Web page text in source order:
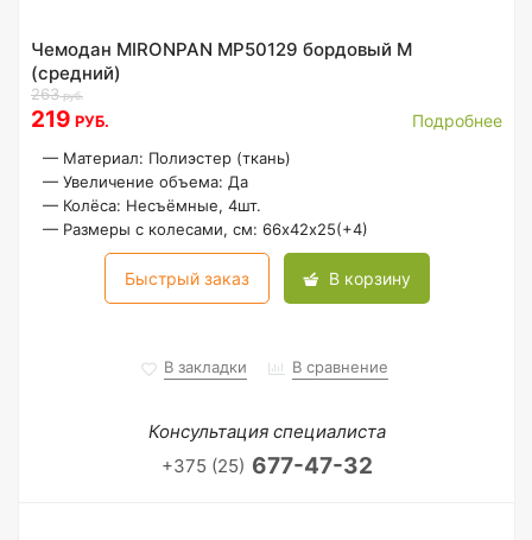
Чемодан MIRONPAN MP50129 бордовый M
(средний)
263руб.
219 РУБ. Подробнее
— Материал: Полиэстер (ткань)
— Увеличение объема: Да
— Колёса: Несъёмные, 4шт.
— Размеры с колесами, см: 66х42х25(+4)
Быстрый заказ В корзину
В закладки В сравнение
Консультация специалиста
+375 (25) 677-47-32